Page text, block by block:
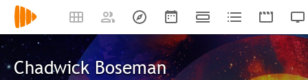
Chadwick Boseman